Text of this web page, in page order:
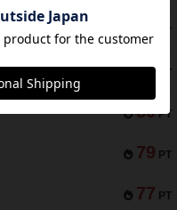
PT
88 PT
80 PT
79 PT
77 PT